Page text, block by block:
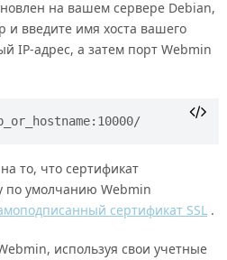
на вашем сервере Debian,
и введите имя хоста вашего
IP-адрес, а затем порт Webmin
https://your_server_ip_or_hostname:10000/
то, что сертификат
по умолчанию Webmin
сертификат SSL.
используя свои учетные